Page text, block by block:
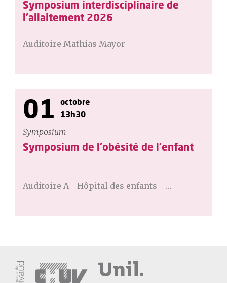
Symposium interdisciplinaire de
l'allaitement 2026
Auditoire Mathias Mayor
01
octobre
13h30
Symposium
Symposium de l'obésité de l'enfant
Auditoire A - Hôpital des enfants -…